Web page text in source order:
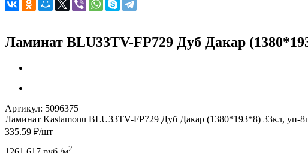
Ламинат BLU33TV-FP729 Дуб Дакар
Артикул: 5096375
Ламинат Kastamonu BLU33TV-FP729 Дуб Дакар (1380*193*8) 33кл, уп-
335.59 ₽/шт
2